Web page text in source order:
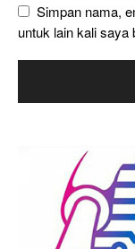
Simpan nama,
untuk lain kali saya